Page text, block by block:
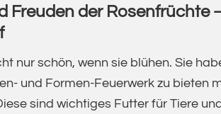
Freuden der Rosenfrüchte
nur schön, wenn sie blühen. Sie
und Formen-Feuerwerk zu bieten
sind wichtiges Futter für Tiere